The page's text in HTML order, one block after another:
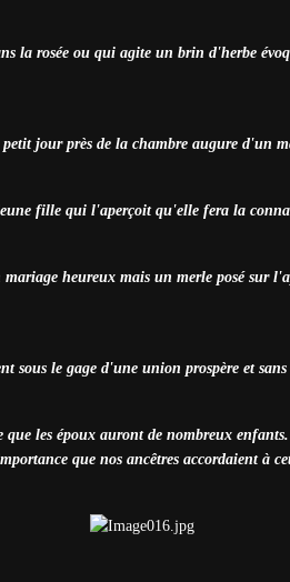
la rosée ou qui agite un brin d'herbe
jour près de la chambre augure d'un
fille qui l'aperçoit qu'elle fera la
mariage heureux mais un merle posé sur
sous le gage d'une union prospère et
les époux auront de nombreux
que nos ancêtres accordaient à